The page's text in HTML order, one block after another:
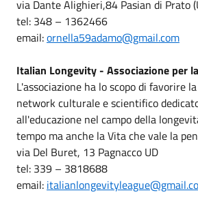
via Dante Alighieri,84 Pasian di Prato
tel: 348 – 1362466
email:ornella59adamo@gmail.com
Italian Longevity - Associazione per
L'associazione ha lo scopo di favorire
network culturale e scientifico
all'educazione nel campo della
tempo ma anche la Vita che vale la
via Del Buret, 13 Pagnacco UD
tel: 339 – 3818688
email: